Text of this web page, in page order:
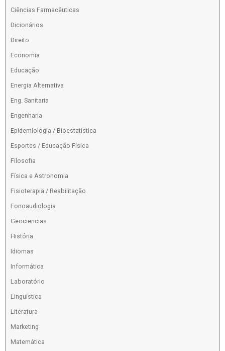
Ciências Farmacêuticas
Dicionários
Direito
Economia
Educação
Energia Alternativa
Eng. Sanitaria
Engenharia
Epidemiologia / Bioestatística
Esportes / Educação Física
Filosofia
Física e Astronomia
Fisioterapia / Reabilitação
Fonoaudiologia
Geociencias
História
Idiomas
Informática
Laboratório
Linguística
Literatura
Marketing
Matemática